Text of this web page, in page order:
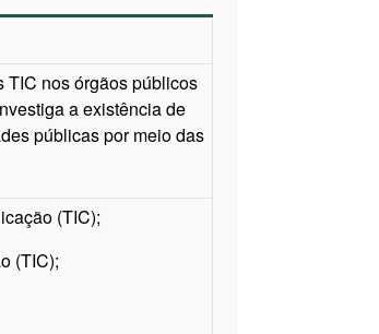
TIC nos órgãos públicos
a existência de
públicas por meio das
(TIC);
(TIC);